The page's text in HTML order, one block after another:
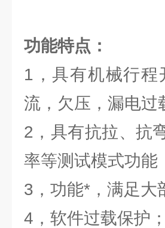
功能特点：
1，具有机械行
流，欠压，漏电过
2，具有抗拉、抗
率等测试模式功能
3，功能*，满足大
4，软件过载保护